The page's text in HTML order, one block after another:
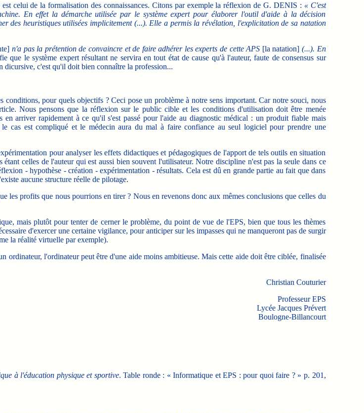
celui de la formalisation des connaissances. Citons par exemple la réflexion de G. DENIS : « C'est
En effet la démarche utilisée par le système expert pour élaborer l'outil d'aide à la décision
des heuristiques utilisées implicitement (...). Elle a permis la révélation, l'explicitation de sa natation
n'a pas la prétention de convaincre et de faire adhérer les experts de cette APS [la natation] (...). En
que le système expert résultant ne servira en tout état de cause qu'à l'auteur, faute de consensus sur
dicursive, c'est qu'il doit bien connaître la profession...
pour quels objectifs ? Ceci pose un problème à notre sens important. Car notre souci, nous
Nous pensons que la réflexion sur le public cible et les conditions d'utilisation doit être menée
arriver rapidement à ce qu'il s'est passé pour l'aide au diagnostic médical : un produit fiable mais
cas est compliqué et le médecin aura du mal à faire confiance au seul logiciel pour prendre une
pour analyser les effets didactiques et pédagogiques de l'apport de tels outils en situation
celles de l'auteur qui est aussi bien souvent l'utilisateur. Notre discipline n'est pas la seule dans ce
- hypothèse - création - expérimentation - résultats. Cela est dû en grande partie au fait que dans
aucune structure réelle de pilotage.
profits que nous pourrions en tirer ? Nous en revenons donc aux mêmes conclusions que celles du
mais plutôt pour tenter de cerner le problème, du point de vue de l'EPS, bien que tous les thèmes
d'exercer une certaine vigilance, pour anticiper sur les impasses qui ne manqueront pas de surgir
la réalité virtuelle par exemple).
l'ordinateur peut être d'une aide moins ambitieuse. Mais cette aide doit être ciblée, finalisée
Christian Couturier
Professeur EPS
Lycée Jacques Prévert
Boulogne-Billancourt
à l'éducation physique et sportive. Table ronde : « Informatique et EPS : pour quoi faire ? » p. 201,